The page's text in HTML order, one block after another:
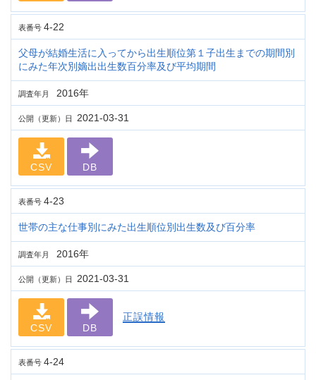
表番号 4-22
父母が結婚生活に入ってから出生順位第１子出生までの期間別
にみた年次別嫡出出生数百分率及び平均期間
調査年月 2016年
公開（更新）日 2021-03-31
CSV DB
表番号 4-23
世帯の主な仕事別にみた出生順位別出生数及び百分率
調査年月 2016年
公開（更新）日 2021-03-31
CSV DB
正誤情報
表番号 4-24